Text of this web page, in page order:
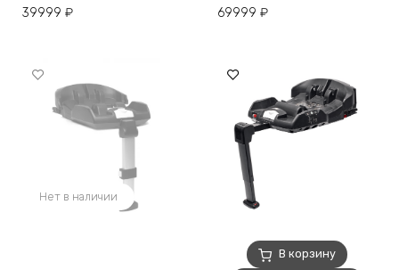
39999 ₽
товара.
69999 ₽
Нет в наличии
В корзину